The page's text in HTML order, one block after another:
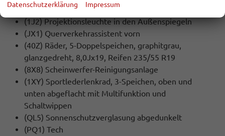
(FT1) Parkassistent plus
(1J2) Projektionsleuchte in den Außenspiegeln
(JX1) Querverkehrassistent vorn
(40Z) Räder, 5-Doppelspeichen, graphitgrau,
glanzgedreht, 8,0Jx19, Reifen 235/55 R19
(8X8) Scheinwerfer-Reinigungsanlage
(1XY) Sportlederlenkrad, 3-Speichen, oben und
unten abgeflacht mit Multifunktion und
Schaltwippen
(QL5) Sonnenschutzverglasung abgedunkelt
(PQ1) Tech
Datenschutzerklärung Impressum